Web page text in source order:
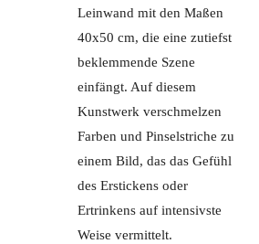
Leinwand mit den Maßen
40x50 cm, die eine zutiefst
beklemmende Szene
einfängt. Auf diesem
Kunstwerk verschmelzen
Farben und Pinselstriche zu
einem Bild, das das Gefühl
des Erstickens oder
Ertrinkens auf intensivste
Weise vermittelt.